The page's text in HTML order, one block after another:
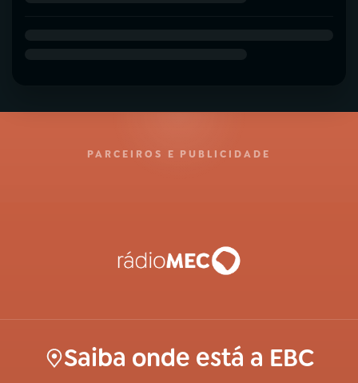
PARCEIROS E PUBLICIDADE
Saiba onde está a EBC